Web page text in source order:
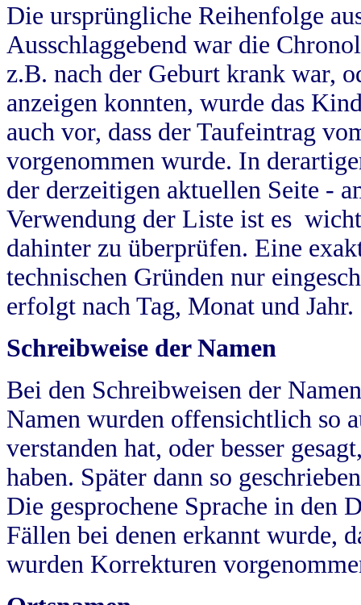
Die ursprüngliche Reihenfolge
Ausschlaggebend war die
z.B. nach der Geburt krank war,
anzeigen konnten, wurde das
auch vor, dass der Taufeintrag
vorgenommen wurde. In
der derzeitigen aktuellen Seite -
Verwendung der Liste ist es
dahinter zu überprüfen. Eine
technischen Gründen nur
erfolgt nach Tag, Monat und Jahr.
Schreibweise der Namen
Bei den Schreibweisen der
Namen wurden offensichtlich so
verstanden hat, oder besser
haben. Später dann so
Die gesprochene Sprache in
Fällen bei denen erkannt wurde,
wurden Korrekturen